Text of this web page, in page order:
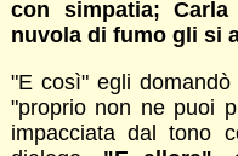
con simpatia;
nuvola di fumo gli si
"E così" egli
"proprio non ne puoi
impacciata dal tono